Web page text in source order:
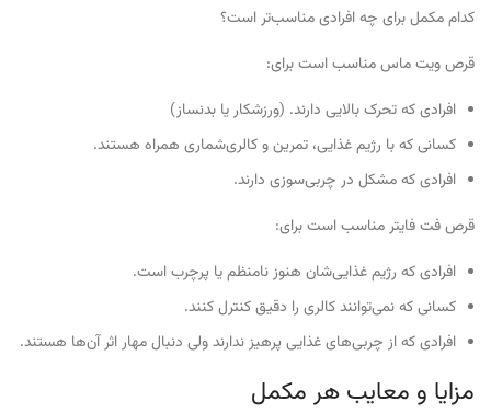
کدام مکمل برای چه افرادی مناسب‌تر است؟
قرص ویت ماس مناسب است برای:
افرادی که تحرک بالایی دارند. (ورزشکار یا بدنساز)
کسانی که با رژیم غذایی، تمرین و کالری‌شماری همراه هستند.
افرادی که مشکل در چربی‌سوزی دارند.
قرص فت فایتر مناسب است برای:
افرادی که رژیم‌ غذایی‌شان هنوز نامنظم یا پرچرب است.
کسانی که نمی‌توانند کالری را دقیق کنترل کنند.
افرادی که از چربی‌های غذایی پرهیز ندارند ولی دنبال مهار اثر آن‌ها هستند.
مزایا و معایب هر مکمل